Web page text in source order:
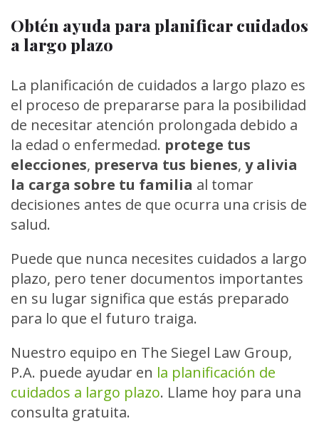
Obtén ayuda para planificar cuidados
a largo plazo
La planificación de cuidados a largo plazo es
el proceso de prepararse para la posibilidad
de necesitar atención prolongada debido a
la edad o enfermedad. protege tus
elecciones, preserva tus bienes, y alivia
la carga sobre tu familia al tomar
decisiones antes de que ocurra una crisis de
salud.
Puede que nunca necesites cuidados a largo
plazo, pero tener documentos importantes
en su lugar significa que estás preparado
para lo que el futuro traiga.
Nuestro equipo en The Siegel Law Group,
P.A. puede ayudar en la planificación de
cuidados a largo plazo. Llame hoy para una
consulta gratuita.